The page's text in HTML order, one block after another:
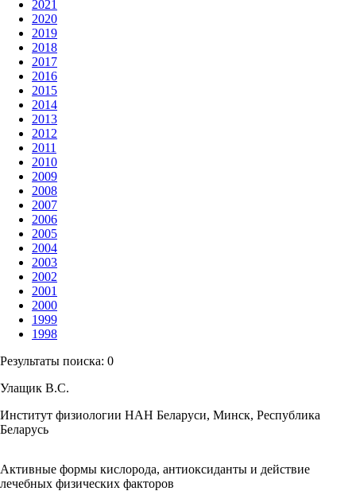
2021
2020
2019
2018
2017
2016
2015
2014
2013
2012
2011
2010
2009
2008
2007
2006
2005
2004
2003
2002
2001
2000
1999
1998
Результаты поиска: 0
Улащик В.С.
Институт физиологии НАН Беларуси, Минск, Республика
Беларусь
Активные формы кислорода, антиоксиданты и действие
лечебных физических факторов